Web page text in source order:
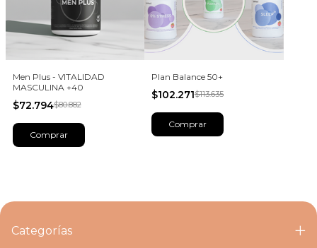
Men Plus - VITALIDAD
MASCULINA +40
$72.794$80.882
Plan Balance 50+
$102.271$113.635
Categorías